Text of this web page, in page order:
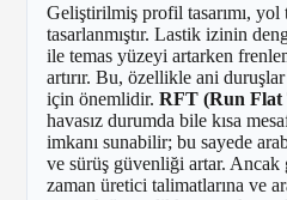
Geliştirilmiş profil tasarımı,
tasarlanmıştır. Lastik izinin
ile temas yüzeyi artarken
artırır. Bu, özellikle ani
için önemlidir. RFT (Run Flat
havasız durumda bile kısa
imkanı sunabilir; bu sayede
ve sürüş güvenliği artar.
zaman üretici talimatlarına ve